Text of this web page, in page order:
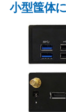
小型筺体